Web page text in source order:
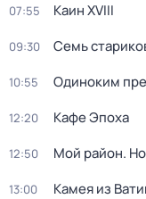
07:55 Каин XVIII
09:30 Семь
10:55 Одиноким
12:20 Кафе Эпоха
12:50 Мой район.
13:00 Камея из